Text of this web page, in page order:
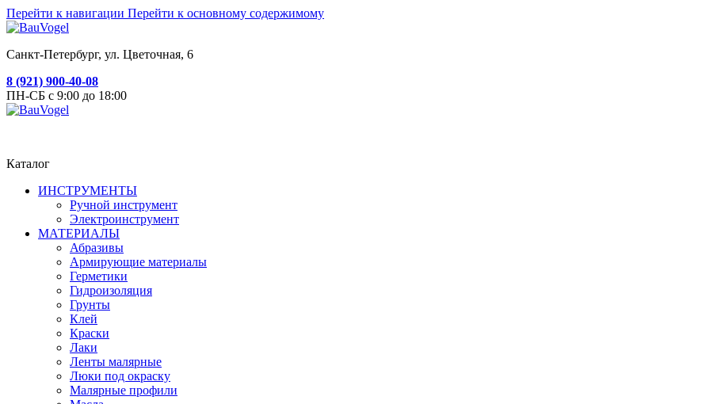
Перейти к навигации Перейти к основному содержимому
Санкт-Петербург, ул. Цветочная, 6
8 (921) 900-40-08
ПН-СБ с 9:00 до 18:00
Каталог
ИНСТРУМЕНТЫ
Ручной инструмент
Электроинструмент
МАТЕРИАЛЫ
Абразивы
Армирующие материалы
Герметики
Гидроизоляция
Грунты
Клей
Краски
Лаки
Ленты малярные
Люки под окраску
Малярные профили